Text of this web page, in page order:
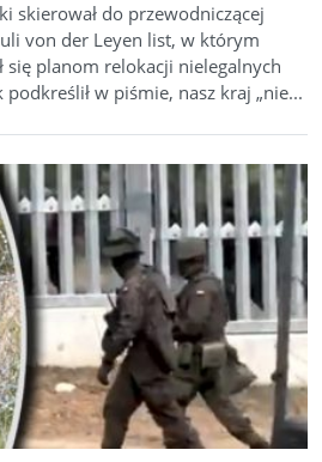
skierował do przewodniczącej
von der Leyen list, w którym
się planom relokacji nielegalnych
w piśmie, nasz kraj „nie...